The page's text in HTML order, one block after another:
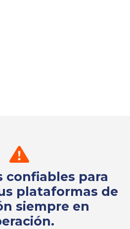
confiables para
plataformas de
siempre en